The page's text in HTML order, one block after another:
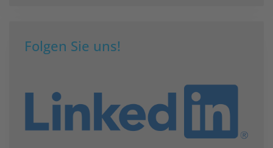
Folgen Sie uns!